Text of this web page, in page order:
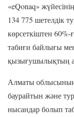
«eQonaq»
134 775 шетелдік
көрсеткіштен 60%-
табиғи байлығы
қызығушылықтың
Алматы облысының
баурайтын және т
нысандар болып